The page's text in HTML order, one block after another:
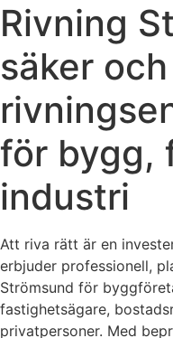
Rivning
säker
för bygg,
industri
Att riva rätt är en
erbjuder professionell,
Strömsund för
fastighetsägare,
privatpersoner. Med